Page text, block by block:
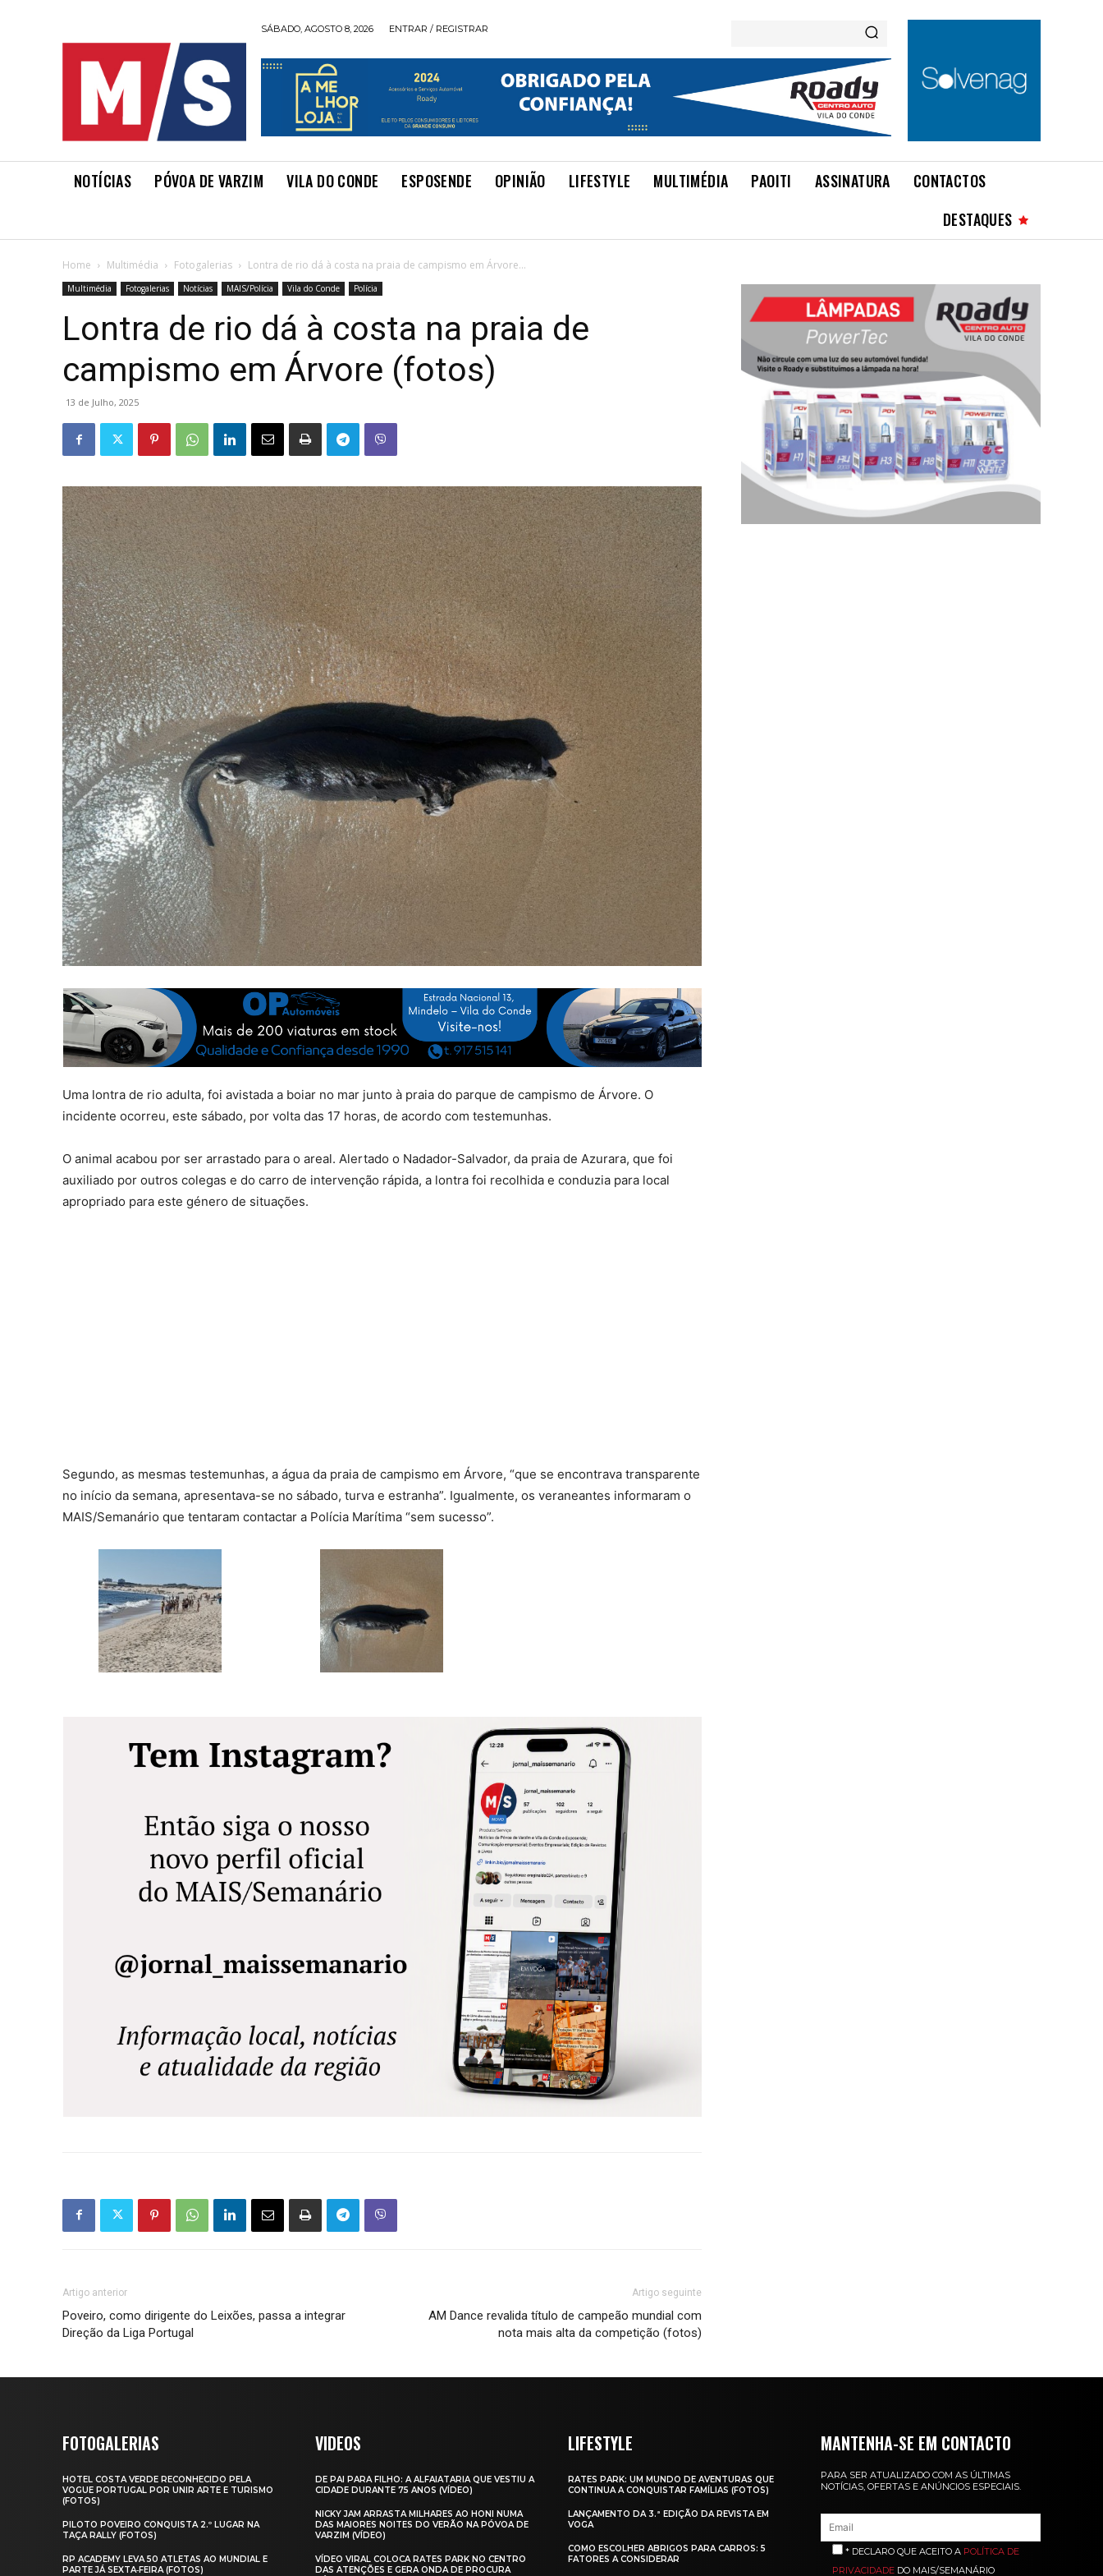
SÁBADO, AGOSTO 8, 2026 ENTRAR / REGISTRAR
NOTÍCIAS PÓVOA DE VARZIM VILA DO CONDE ESPOSENDE OPINIÃO LIFESTYLE MULTIMÉDIA PAOITI ASSINATURA
CONTACTOS
DESTAQUES
Home Multimédia Fotogalerias Lontra de rio dá à costa na praia de campismo em Árvore...
Multimédia Fotogalerias Notícias MAIS/Polícia Vila do Conde Polícia
Lontra de rio dá à costa na praia de
campismo em Árvore (fotos)
13 de Julho, 2025
Uma lontra de rio adulta, foi avistada a boiar no mar junto à praia do parque de campismo de Árvore. O
incidente ocorreu, este sábado, por volta das 17 horas, de acordo com testemunhas.
O animal acabou por ser arrastado para o areal. Alertado o Nadador-Salvador, da praia de Azurara, que foi
auxiliado por outros colegas e do carro de intervenção rápida, a lontra foi recolhida e conduzia para local
apropriado para este género de situações.
Segundo, as mesmas testemunhas, a água da praia de campismo em Árvore, “que se encontrava transparente
no início da semana, apresentava-se no sábado, turva e estranha”. Igualmente, os veraneantes informaram o
MAIS/Semanário que tentaram contactar a Polícia Marítima “sem sucesso”.
Artigo anterior
Poveiro, como dirigente do Leixões, passa a integrar
Direção da Liga Portugal
Artigo seguinte
AM Dance revalida título de campeão mundial com
nota mais alta da competição (fotos)
FOTOGALERIAS
HOTEL COSTA VERDE RECONHECIDO PELA
VOGUE PORTUGAL POR UNIR ARTE E TURISMO
(FOTOS)
PILOTO POVEIRO CONQUISTA 2.º LUGAR NA
TAÇA RALLY (FOTOS)
RP ACADEMY LEVA 50 ATLETAS AO MUNDIAL E
PARTE JÁ SEXTA‑FEIRA (FOTOS)
VIDEOS
DE PAI PARA FILHO: A ALFAIATARIA QUE VESTIU A
CIDADE DURANTE 75 ANOS (VÍDEO)
NICKY JAM ARRASTA MILHARES AO HONI NUMA
DAS MAIORES NOITES DO VERÃO NA PÓVOA DE
VARZIM (VÍDEO)
VÍDEO VIRAL COLOCA RATES PARK NO CENTRO
DAS ATENÇÕES E GERA ONDA DE PROCURA
LIFESTYLE
RATES PARK: UM MUNDO DE AVENTURAS QUE
CONTINUA A CONQUISTAR FAMÍLIAS (FOTOS)
LANÇAMENTO DA 3.ª EDIÇÃO DA REVISTA EM
VOGA
COMO ESCOLHER ABRIGOS PARA CARROS: 5
FATORES A CONSIDERAR
MANTENHA-SE EM CONTACTO
PARA SER ATUALIZADO COM AS ÚLTIMAS
NOTÍCIAS, OFERTAS E ANÚNCIOS ESPECIAIS.
* DECLARO QUE ACEITO A POLÍTICA DE
PRIVACIDADE DO MAIS/SEMANÁRIO